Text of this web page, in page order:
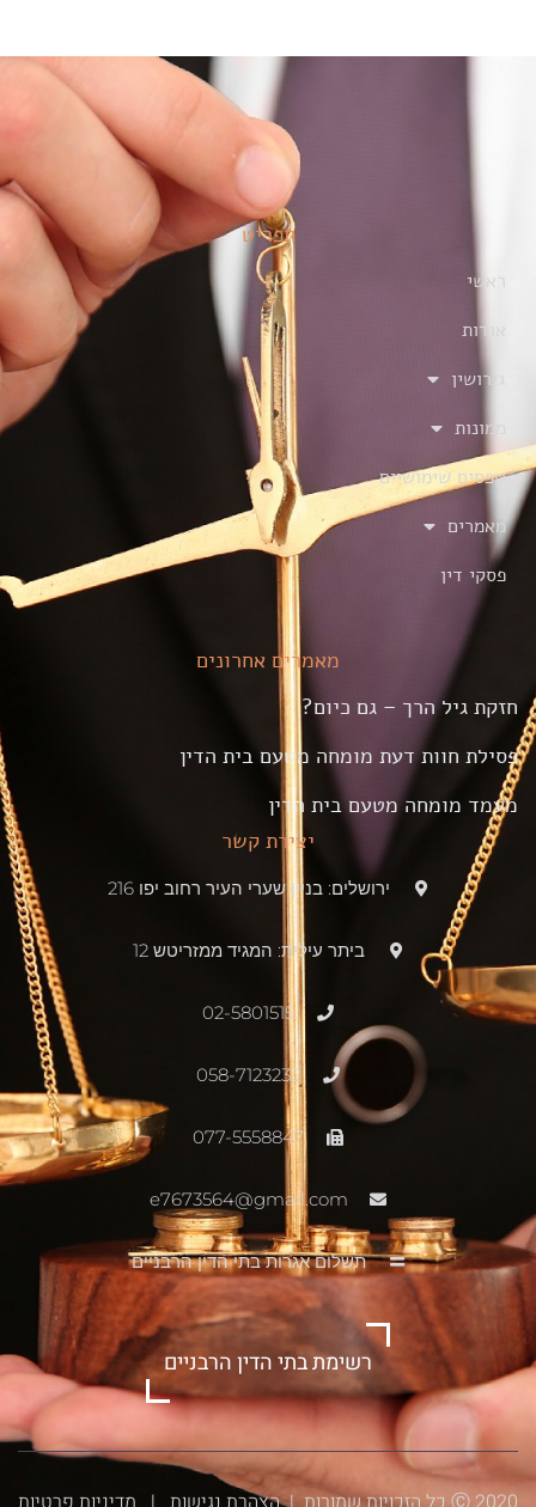
תפריט
ראשי
אודות
גירושין
ממונות
טפסים שימושיים
מאמרים
פסקי דין
מאמרים אחרונים
חזקת גיל הרך – גם כיום?
פסילת חוות דעת מומחה מטעם בית הדין
מעמד מומחה מטעם בית הדין
יצירת קשר
ירושלים: בניין שערי העיר רחוב יפו 216
ביתר עילית: המגיד ממזריטש 12
02-5801515
058-7123232
077-5558847
e7673564@gmail.com
תשלום אגרות בתי הדין הרבניים
רשימת בתי הדין הרבניים